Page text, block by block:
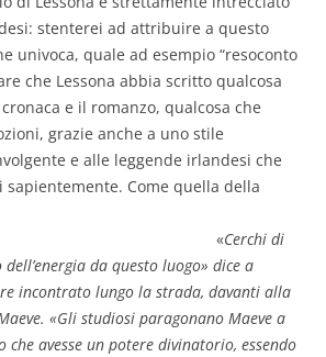
stenterei ad attribuire a questo
univoca, quale ad esempio “resoconto
che Lessona abbia scritto qualcosa
e il romanzo, qualcosa che
grazie anche a uno stile
e alle leggende irlandesi che
sapientemente. Come quella della
«Cerchi di
da questo luogo» dice a
incontrato lungo la strada, davanti alla
«Gli studiosi paragonano Maeve a
che avesse un potere divinatorio, essendo